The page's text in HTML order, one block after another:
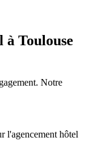
à Toulouse
Notre
l'agencement hôtel